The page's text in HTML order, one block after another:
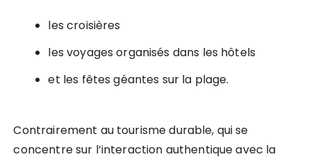
les croisières
les voyages organisés dans les hôtels
et les fêtes géantes sur la plage.
Contrairement au tourisme durable, qui se
concentre sur l’interaction authentique avec la